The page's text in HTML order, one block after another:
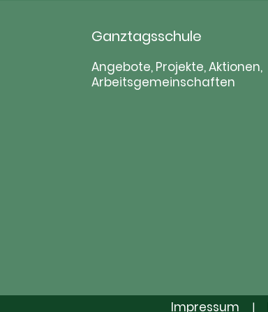
Ganztagsschule
Navigation
überspringen
Angebote, Projekte, Aktionen,
Arbeitsgemeinschaften
Impressum |